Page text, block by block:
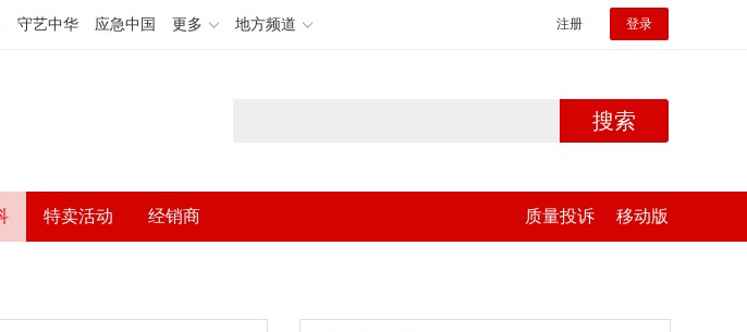
守艺中华 应急中国 更多 地方频道 注册 登录
搜索
特卖活动 经销商 质量投诉 移动版